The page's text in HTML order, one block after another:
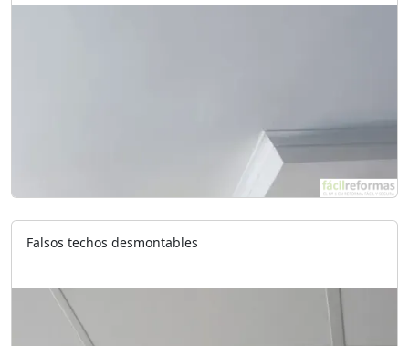
Falsos techos desmontables